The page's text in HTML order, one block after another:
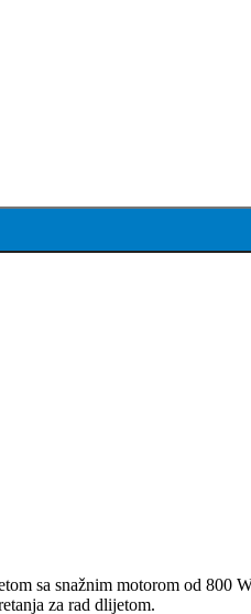
sa snažnim motorom od 800
za rad dlijetom.